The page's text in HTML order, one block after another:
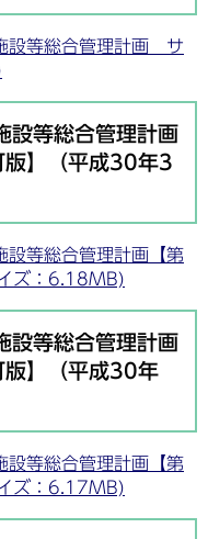
設等総合管理計画 サ
設等総合管理計画
版】（平成30年3
設等総合管理計画【第
ズ：6.18MB)
設等総合管理計画
版】（平成30年
設等総合管理計画【第
ズ：6.17MB)